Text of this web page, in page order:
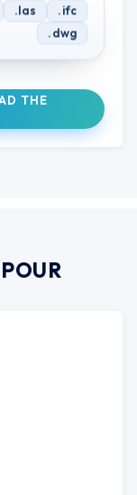
.las
.ifc
.dwg
THE